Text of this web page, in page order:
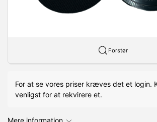
Forstør
For at se vores priser kræves det et login.
venligst for at rekvirere et.
Mere information